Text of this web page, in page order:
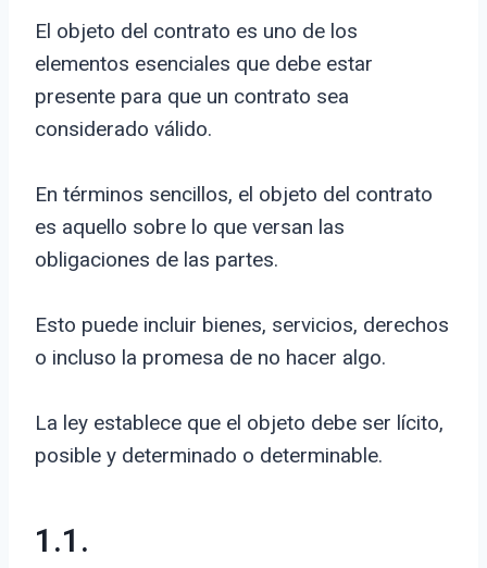
El objeto del contrato es uno de los
elementos esenciales que debe estar
presente para que un contrato sea
considerado válido.
En términos sencillos, el objeto del contrato
es aquello sobre lo que versan las
obligaciones de las partes.
Esto puede incluir bienes, servicios, derechos
o incluso la promesa de no hacer algo.
La ley establece que el objeto debe ser lícito,
posible y determinado o determinable.
1.1.